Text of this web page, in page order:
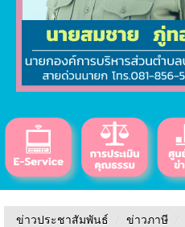
ข่าวประชาสัมพันธ์ / ข่าวภาษี /